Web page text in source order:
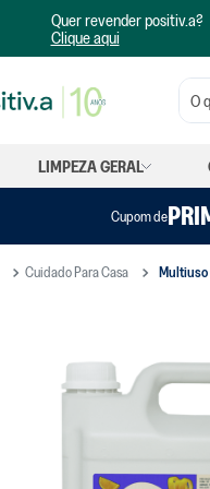
Quer revender positiv.a?
Clique aqui
O
LIMPEZA GERAL
Cupom de
Cuidado Para Casa Multiuso